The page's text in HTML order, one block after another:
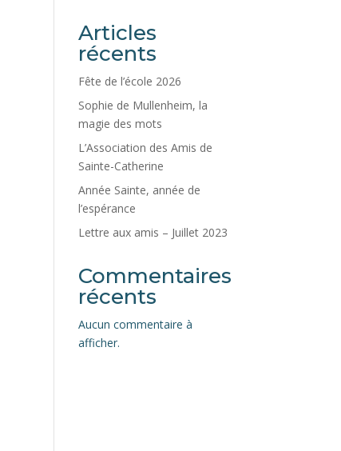
Articles
récents
Fête de l’école 2026
Sophie de Mullenheim, la
magie des mots
L’Association des Amis de
Sainte-Catherine
Année Sainte, année de
l’espérance
Lettre aux amis – Juillet 2023
Commentaires
récents
Aucun commentaire à
afficher.